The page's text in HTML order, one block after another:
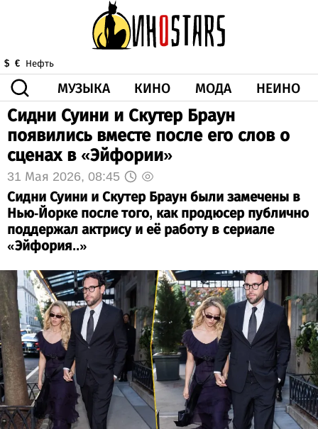
$ € Нефть
МУЗЫКА КИНО МОДА НЕИНО
ЗДОРОВЬЕ КОРОНА ИСКУССТВО
ДРУГОЕ
ВИДЕО
ГОРОСКОП
Сидни Суини и Скутер Браун
появились вместе после его слов о
сценах в «Эйфории»
31 Мая 2026, 08:45
Сидни Суини и Скутер Браун были замечены в
Нью-Йорке после того, как продюсер публично
поддержал актрису и её работу в сериале
«Эйфория..»